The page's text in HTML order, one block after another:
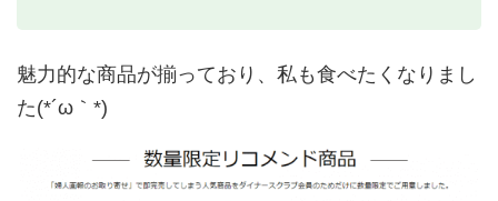
魅力的な商品が揃っており、私も食べたくなりまし
た(*´ω｀*)